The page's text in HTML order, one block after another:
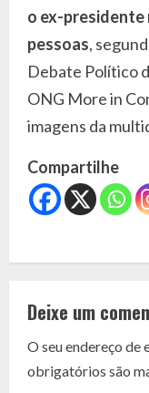
o ex-presidente
pessoas,
Debate Político
ONG More in
imagens da
Compartilhe
C
n
t
Deixe um
O seu endereço de
obrigatórios são